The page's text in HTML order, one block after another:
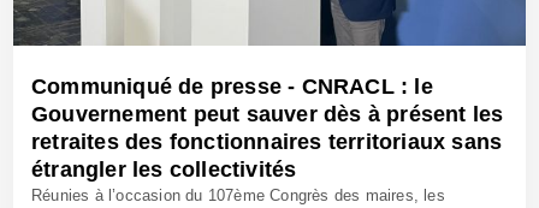
Communiqué de presse - CNRACL : le
Gouvernement peut sauver dès à présent les
retraites des fonctionnaires territoriaux sans
étrangler les collectivités
Réunies à l’occasion du 107ème Congrès des maires, les